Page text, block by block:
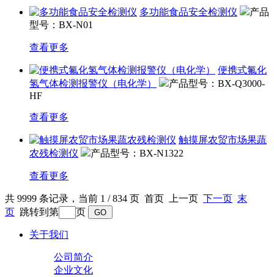
多功能食品安全检测仪
产品
型号：BX-N01
查看更多
便携式氟化
氢气体检测报警仪（电化学）
产品型号：BX-Q3000-
HF
查看更多
触摸屏农贸市场果蔬
农残检测仪
产品型号：BX-N1322
查看更多
共 9999 条记录，当前 1 / 834 页 首页 上一页 下一页 末
页 跳转到第 页
关于我们
公司简介
企业文化